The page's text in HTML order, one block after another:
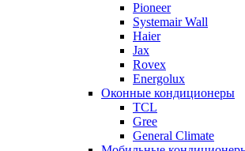
Pioneer
Systemair Wall
Haier
Jax
Rovex
Energolux
Оконные кондиционеры
TCL
Gree
General Climate